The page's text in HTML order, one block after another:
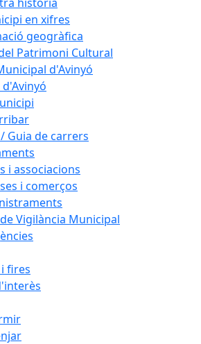
en xifres
geogràfica
Patrimoni Cultural
d'Avinyó
Guia de carrers
i associacions
i comerços
Vigilància Municipal
fires